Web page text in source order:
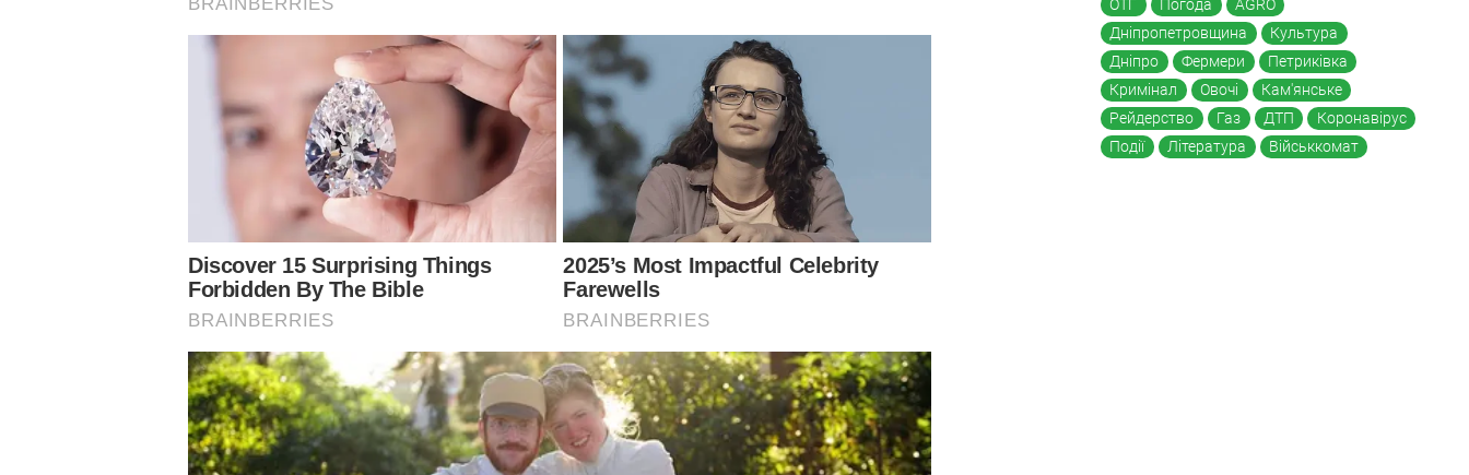
ОТГ Погода
AGRO
Дніпропетровщина
Культура
Дніпро
Фермери
Петриківка
Кримінал
Овочі
Кам'янське
Рейдерство
Газ ДТП
Коронавірус
Події
Література Військкомат